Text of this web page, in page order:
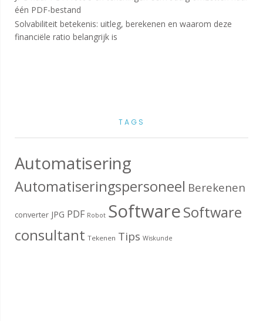
één PDF-bestand
Solvabiliteit betekenis: uitleg, berekenen en waarom deze
financiële ratio belangrijk is
TAGS
Automatisering
Automatiseringspersoneel Berekenen
converter JPG PDF Robot SoftwareSoftware
consultant Tekenen Tips Wiskunde